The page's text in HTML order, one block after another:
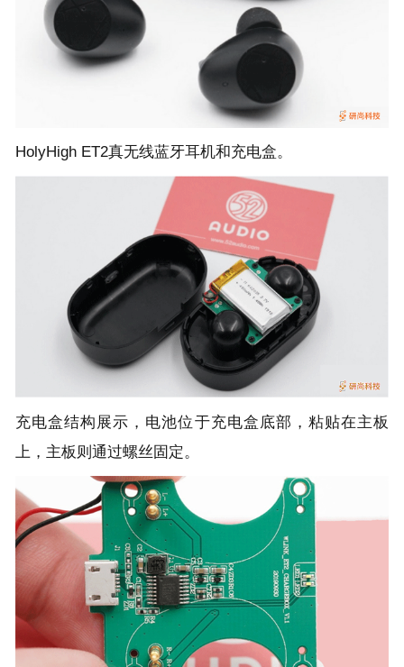
HolyHigh ET2真无线蓝牙耳机和充电盒。
充电盒结构展示，电池位于充电盒底部，粘贴在主板
上，主板则通过螺丝固定。